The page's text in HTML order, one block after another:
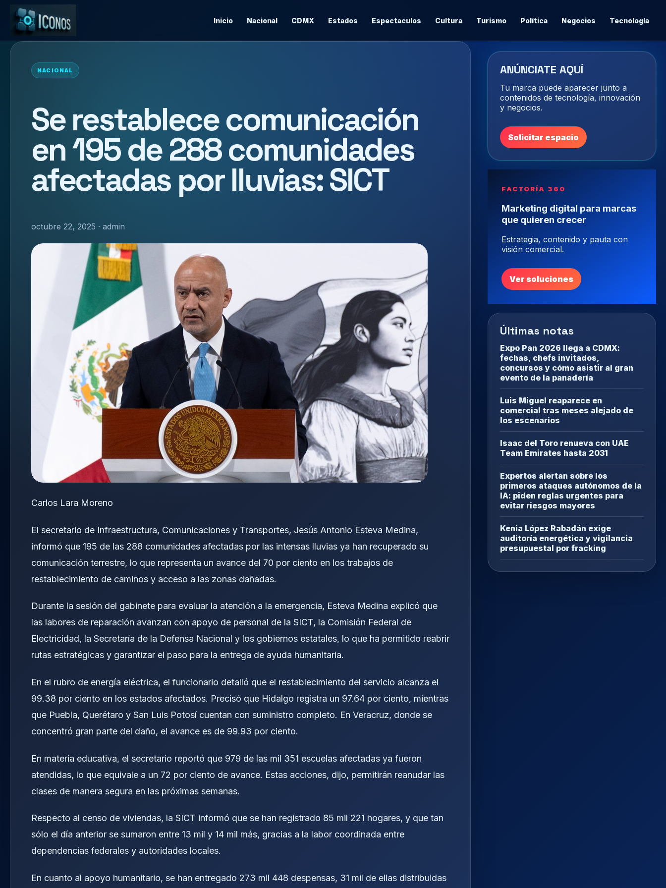
Inicio Nacional CDMX Estados Espectaculos Cultura Turismo Política Negocios Tecnología
NACIONAL
Se restablece comunicación
en 195 de 288 comunidades
afectadas por lluvias: SICT
octubre 22, 2025 · admin
Carlos Lara Moreno
El secretario de Infraestructura, Comunicaciones y Transportes, Jesús Antonio Esteva Medina,
informó que 195 de las 288 comunidades afectadas por las intensas lluvias ya han recuperado su
comunicación terrestre, lo que representa un avance del 70 por ciento en los trabajos de
restablecimiento de caminos y acceso a las zonas dañadas.
Durante la sesión del gabinete para evaluar la atención a la emergencia, Esteva Medina explicó que
las labores de reparación avanzan con apoyo de personal de la SICT, la Comisión Federal de
Electricidad, la Secretaría de la Defensa Nacional y los gobiernos estatales, lo que ha permitido reabrir
rutas estratégicas y garantizar el paso para la entrega de ayuda humanitaria.
En el rubro de energía eléctrica, el funcionario detalló que el restablecimiento del servicio alcanza el
99.38 por ciento en los estados afectados. Precisó que Hidalgo registra un 97.64 por ciento, mientras
que Puebla, Querétaro y San Luis Potosí cuentan con suministro completo. En Veracruz, donde se
concentró gran parte del daño, el avance es de 99.93 por ciento.
En materia educativa, el secretario reportó que 979 de las mil 351 escuelas afectadas ya fueron
atendidas, lo que equivale a un 72 por ciento de avance. Estas acciones, dijo, permitirán reanudar las
clases de manera segura en las próximas semanas.
Respecto al censo de viviendas, la SICT informó que se han registrado 85 mil 221 hogares, y que tan
sólo el día anterior se sumaron entre 13 mil y 14 mil más, gracias a la labor coordinada entre
dependencias federales y autoridades locales.
En cuanto al apoyo humanitario, se han entregado 273 mil 448 despensas, 31 mil de ellas distribuidas
ANÚNCIATE AQUÍ
Tu marca puede aparecer junto a
contenidos de tecnología, innovación
y negocios.
Solicitar espacio
FACTORÍA 360
Marketing digital para marcas
que quieren crecer
Estrategia, contenido y pauta con
visión comercial.
Ver soluciones
Últimas notas
Expo Pan 2026 llega a CDMX:
fechas, chefs invitados,
concursos y cómo asistir al gran
evento de la panadería
Luis Miguel reaparece en
comercial tras meses alejado de
los escenarios
Isaac del Toro renueva con UAE
Team Emirates hasta 2031
Expertos alertan sobre los
primeros ataques autónomos de la
IA: piden reglas urgentes para
evitar riesgos mayores
Kenia López Rabadán exige
auditoría energética y vigilancia
presupuestal por fracking